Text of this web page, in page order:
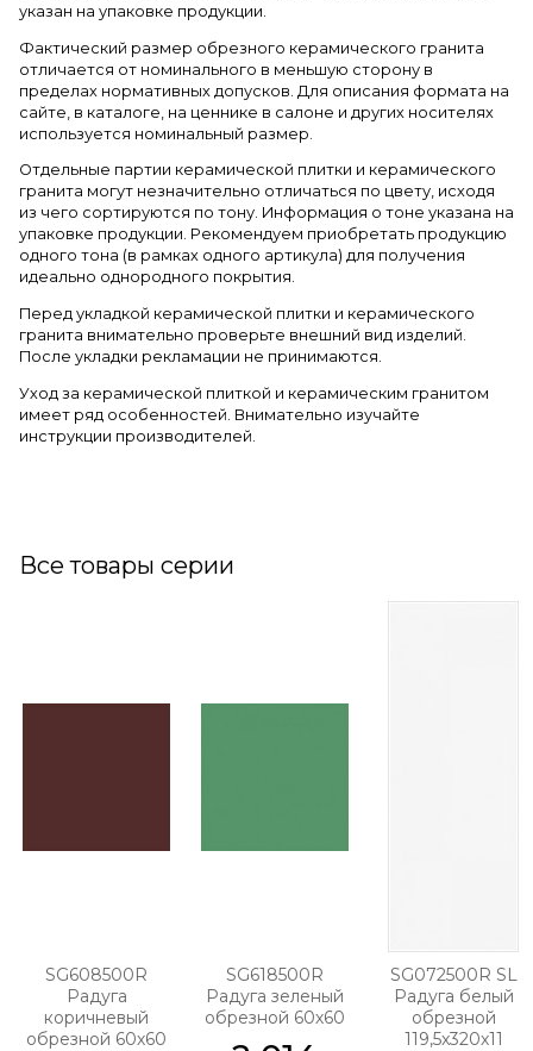
указан на упаковке продукции.
Фактический размер обрезного керамического гранита
отличается от номинального в меньшую сторону в
пределах нормативных допусков. Для описания формата на
сайте, в каталоге, на ценнике в салоне и других носителях
используется номинальный размер.
Отдельные партии керамической плитки и керамического
гранита могут незначительно отличаться по цвету, исходя
из чего сортируются по тону. Информация о тоне указана на
упаковке продукции. Рекомендуем приобретать продукцию
одного тона (в рамках одного артикула) для получения
идеально однородного покрытия.
Перед укладкой керамической плитки и керамического
гранита внимательно проверьте внешний вид изделий.
После укладки рекламации не принимаются.
Уход за керамической плиткой и керамическим гранитом
имеет ряд особенностей. Внимательно изучайте
инструкции производителей.
Все товары серии
SG608500R
Радуга
коричневый
обрезной 60х60
SG618500R
Радуга зеленый
обрезной 60х60
SG072500R SL
Радуга белый
обрезной
119,5x320х11